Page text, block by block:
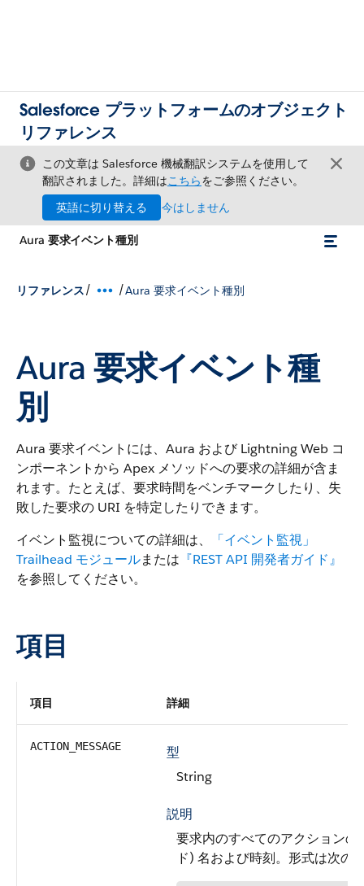
Salesforce プラットフォームのオブジェクト
リファレンス
この文章は Salesforce 機械翻訳システムを使用して
翻訳されました。詳細はこちらをご参照ください。
英語に切り替える
今はしません
Aura 要求イベント種別
リファレンス/ /Aura 要求イベント種別
Aura 要求イベント種
別
Aura 要求イベントには、Aura および Lightning Web コ
ンポーネントから Apex メソッドへの要求の詳細が含ま
れます。たとえば、要求時間をベンチマークしたり、失
敗した要求の URI を特定したりできます。
イベント監視についての詳細は、
「イベント監視」
Trailhead モジュールまたは 『REST API 開発者ガイド』
を参照してください。
項目
項目 詳細
ACTION_MESSAGE
型
String
説明
要求内のすべてのアクション
ド) 名および時刻。形式は次の